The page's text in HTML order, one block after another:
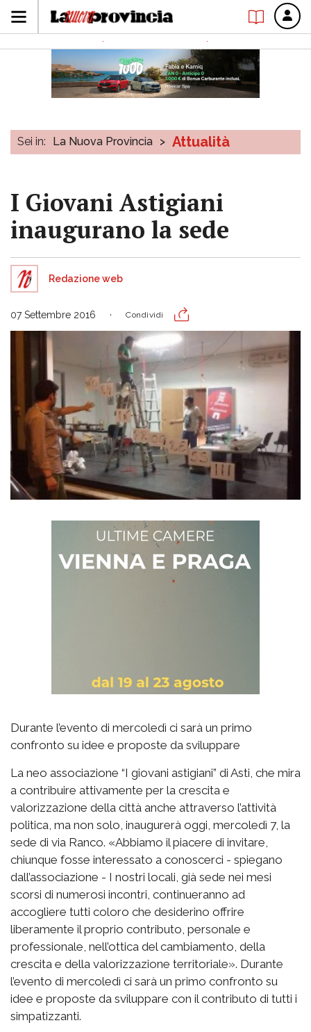
Sei in: La Nuova Provincia > Attualità
I Giovani Astigiani
inaugurano la sede
Redazione web
07 Settembre 2016 Condividi
Durante l’evento di mercoledì ci sarà un primo
confronto su idee e proposte da sviluppare
La neo associazione “I giovani astigiani” di Asti, che mira
a contribuire attivamente per la crescita e
valorizzazione della città anche attraverso l’attività
politica, ma non solo, inaugurerà oggi, mercoledì 7, la
sede di via Ranco. «Abbiamo il piacere di invitare,
chiunque fosse interessato a conoscerci - spiegano
dall’associazione - I nostri locali, già sede nei mesi
scorsi di numerosi incontri, continueranno ad
accogliere tutti coloro che desiderino offrire
liberamente il proprio contributo, personale e
professionale, nell’ottica del cambiamento, della
crescita e della valorizzazione territoriale». Durante
l’evento di mercoledì ci sarà un primo confronto su
idee e proposte da sviluppare con il contributo di tutti i
simpatizzanti.